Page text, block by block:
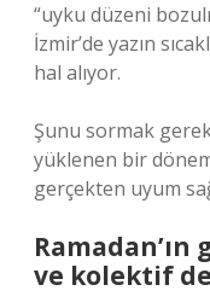
“uyku düzeni
İzmir’de yazın
hal alıyor.
Şunu sormak
yüklenen bir
gerçekten uyum
ve kolektif